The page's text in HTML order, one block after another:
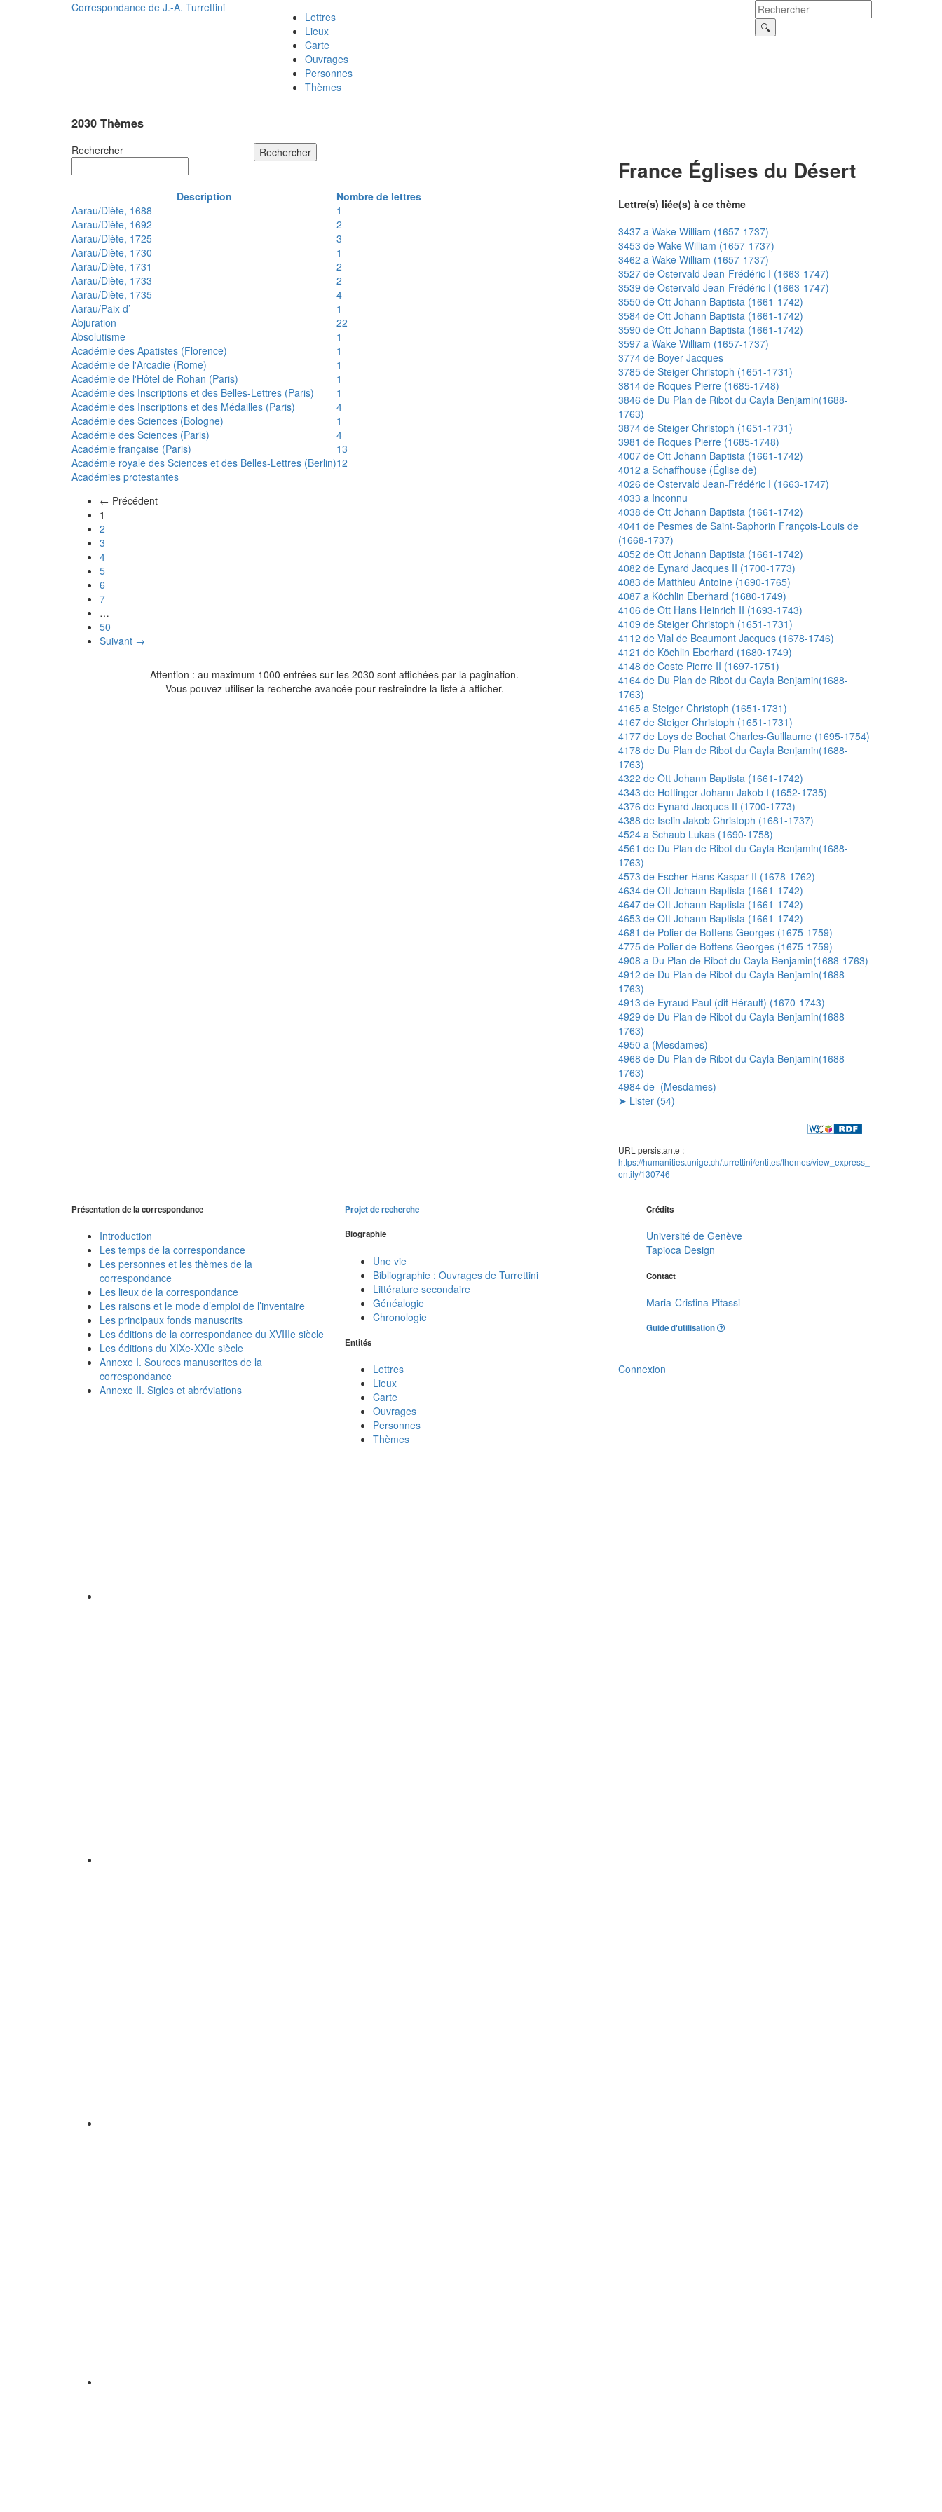
Correspondance de J.-A. Turrettini
Lettres
Lieux
Carte
Ouvrages
Personnes
Thèmes
2030 Thèmes
Rechercher Rechercher
Description
Nombre de lettres
Aarau/Diète, 1688
1
Aarau/Diète, 1692
2
Aarau/Diète, 1725
3
Aarau/Diète, 1730
1
Aarau/Diète, 1731
2
Aarau/Diète, 1733
2
Aarau/Diète, 1735
4
Aarau/Paix d’
1
Abjuration
22
Absolutisme
1
Académie des Apatistes (Florence)
1
Académie de l'Arcadie (Rome)
1
Académie de l'Hôtel de Rohan (Paris)
1
Académie des Inscriptions et des Belles-Lettres (Paris)
1
Académie des Inscriptions et des Médailles (Paris)
4
Académie des Sciences (Bologne)
1
Académie des Sciences (Paris)
4
Académie française (Paris)
13
Académie royale des Sciences et des Belles-Lettres (Berlin)12
Académies protestantes
← Précédent
1
2
3
4
5
6
7
…
50
Suivant →
Attention : au maximum 1000 entrées sur les 2030 sont affichées par la pagination.
Vous pouvez utiliser la recherche avancée pour restreindre la liste à afficher.
France Églises du Désert
Lettre(s) liée(s) à ce thème
3437 a Wake William (1657-1737)
3453 de Wake William (1657-1737)
3462 a Wake William (1657-1737)
3527 de Ostervald Jean-Frédéric I (1663-1747)
3539 de Ostervald Jean-Frédéric I (1663-1747)
3550 de Ott Johann Baptista (1661-1742)
3584 de Ott Johann Baptista (1661-1742)
3590 de Ott Johann Baptista (1661-1742)
3597 a Wake William (1657-1737)
3774 de Boyer Jacques
3785 de Steiger Christoph (1651-1731)
3814 de Roques Pierre (1685-1748)
3846 de Du Plan de Ribot du Cayla Benjamin(1688-
1763)
3874 de Steiger Christoph (1651-1731)
3981 de Roques Pierre (1685-1748)
4007 de Ott Johann Baptista (1661-1742)
4012 a Schaffhouse (Église de)
4026 de Ostervald Jean-Frédéric I (1663-1747)
4033 a Inconnu
4038 de Ott Johann Baptista (1661-1742)
4041 de Pesmes de Saint-Saphorin François-Louis de
(1668-1737)
4052 de Ott Johann Baptista (1661-1742)
4082 de Eynard Jacques II (1700-1773)
4083 de Matthieu Antoine (1690-1765)
4087 a Köchlin Eberhard (1680-1749)
4106 de Ott Hans Heinrich II (1693-1743)
4109 de Steiger Christoph (1651-1731)
4112 de Vial de Beaumont Jacques (1678-1746)
4121 de Köchlin Eberhard (1680-1749)
4148 de Coste Pierre II (1697-1751)
4164 de Du Plan de Ribot du Cayla Benjamin(1688-
1763)
4165 a Steiger Christoph (1651-1731)
4167 de Steiger Christoph (1651-1731)
4177 de Loys de Bochat Charles-Guillaume (1695-1754)
4178 de Du Plan de Ribot du Cayla Benjamin(1688-
1763)
4322 de Ott Johann Baptista (1661-1742)
4343 de Hottinger Johann Jakob I (1652-1735)
4376 de Eynard Jacques II (1700-1773)
4388 de Iselin Jakob Christoph (1681-1737)
4524 a Schaub Lukas (1690-1758)
4561 de Du Plan de Ribot du Cayla Benjamin(1688-
1763)
4573 de Escher Hans Kaspar II (1678-1762)
4634 de Ott Johann Baptista (1661-1742)
4647 de Ott Johann Baptista (1661-1742)
4653 de Ott Johann Baptista (1661-1742)
4681 de Polier de Bottens Georges (1675-1759)
4775 de Polier de Bottens Georges (1675-1759)
4908 a Du Plan de Ribot du Cayla Benjamin(1688-1763)
4912 de Du Plan de Ribot du Cayla Benjamin(1688-
1763)
4913 de Eyraud Paul (dit Hérault) (1670-1743)
4929 de Du Plan de Ribot du Cayla Benjamin(1688-
1763)
4950 a (Mesdames)
4968 de Du Plan de Ribot du Cayla Benjamin(1688-
1763)
4984 de (Mesdames)
➤ Lister (54)
URL persistante :
https://humanities.unige.ch/turrettini/entites/themes/view_express_
entity/130746
Présentation de la correspondance
Introduction
Les temps de la correspondance
Les personnes et les thèmes de la
correspondance
Les lieux de la correspondance
Les raisons et le mode d’emploi de l’inventaire
Les principaux fonds manuscrits
Les éditions de la correspondance du XVIIIe siècle
Les éditions du XIXe-XXIe siècle
Annexe I. Sources manuscrites de la
correspondance
Annexe II. Sigles et abréviations
Projet de recherche
Biographie
Une vie
Bibliographie : Ouvrages de Turrettini
Littérature secondaire
Généalogie
Chronologie
Entités
Lettres
Lieux
Carte
Ouvrages
Personnes
Thèmes
Crédits
Université de Genève
Tapioca Design
Contact
Maria-Cristina Pitassi
Guide d'utilisation
Connexion